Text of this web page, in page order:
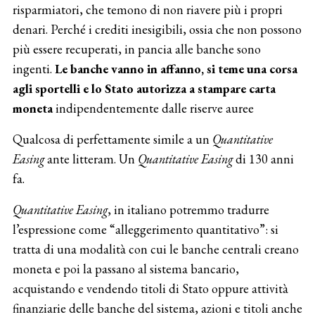
risparmiatori, che temono di non riavere più i propri
denari. Perché i crediti inesigibili, ossia che non possono
più essere recuperati, in pancia alle banche sono
ingenti. Le banche vanno in affanno, si teme una corsa
agli sportelli e lo Stato autorizza a stampare carta
monetaindipendentemente dalle riserve auree
Qualcosa di perfettamente simile a un Quantitative
Easingante litteram. Un Quantitative Easingdi 130 anni
fa.
Quantitative Easing, in italiano potremmo tradurre
l’espressione come “alleggerimento quantitativo”: si
tratta di una modalità con cui le banche centrali creano
moneta e poi la passano al sistema bancario,
acquistando e vendendo titoli di Stato oppure attività
finanziarie delle banche del sistema, azioni e titoli anche